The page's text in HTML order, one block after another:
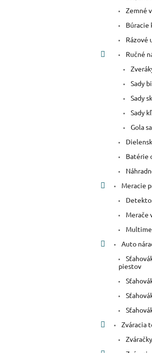
Zemné
Búracie
Rázové
Ručné
Sady
Sady
Sady
Gola
Batérie
Meracie
Merače
Auto
piestov
Zváracia
Zváračky